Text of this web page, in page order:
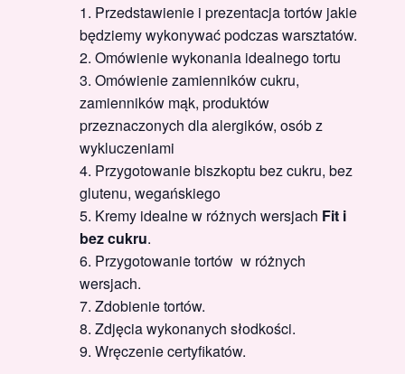
Przedstawienie i prezentacja tortów jakie
będziemy wykonywać podczas warsztatów.
Omówienie wykonania idealnego tortu
Omówienie zamienników cukru,
zamienników mąk, produktów
przeznaczonych dla alergików, osób z
wykluczeniami
Przygotowanie biszkoptu bez cukru, bez
glutenu, wegańskiego
Kremy idealne w różnych wersjach Fit i
bez cukru.
Przygotowanie tortów w różnych
wersjach.
Zdobienie tortów.
Zdjęcia wykonanych słodkości.
Wręczenie certyfikatów.